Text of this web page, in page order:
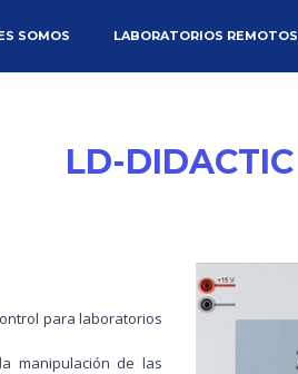
SOMOS LABORATORIOS REMOTOS
LD-DIDACTIC
para laboratorios
manipulación de las